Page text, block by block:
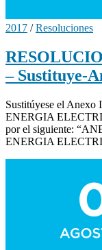
2017 /Resoluciones
– Sustituye-
Sustitúyese el
ENERGIA
por el siguiente:
ENERGIA